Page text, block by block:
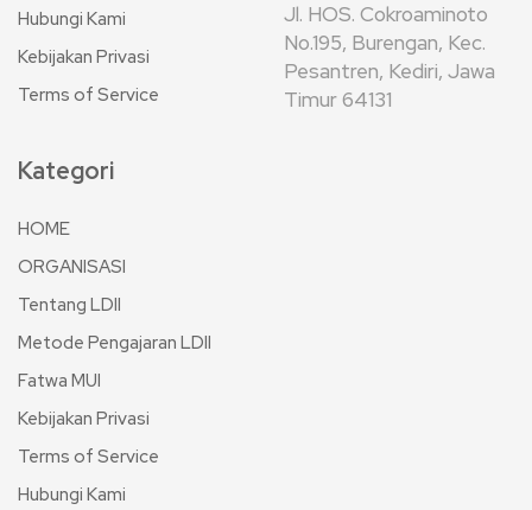
Hubungi Kami
Kebijakan Privasi
Terms of Service
Jl. HOS. Cokroaminoto
No.195, Burengan, Kec.
Pesantren, Kediri, Jawa
Timur 64131
Kategori
HOME
ORGANISASI
Tentang LDII
Metode Pengajaran LDII
Fatwa MUI
Kebijakan Privasi
Terms of Service
Hubungi Kami